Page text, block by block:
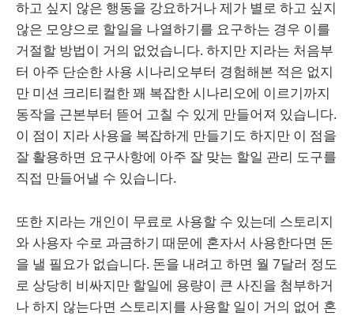
하고 싶지 않은 행동을 강요하거나 제가 별로 하고 싶지
않은 모양으로 할일을 나열하기를 요구하는 경우 이를
거절할 방법이 거의 없었습니다. 하지만 지라는 처음부
터 아주 단순한 사용 시나리오부터 경험해본 적은 없지
만 미션 크리티컬한 꽤 복잡한 시나리오에 이르기까지
동작을 근본부터 뜯어 고칠 수 있게 만들어져 있습니다.
이 점이 지라 사용을 복잡하게 만들기도 하지만 이 점을
잘 활용하면 요구사항에 아주 잘 맞는 할일 관리 도구를
직접 만들어낼 수 있습니다.
또한 지라는 개인이 무료로 사용할 수 있는데 스토리지
와 사용자 수로 과금하기 때문에 혼자서 사용한다면 돈
을 낼 필요가 없습니다. 돈을 내려고 하면 월 7달러 정도
로 상당히 비싸지만 할일에 용량이 큰 사진을 첨부하거
나 하지 않는다면 스토리지를 사용할 일이 거의 없어 혼